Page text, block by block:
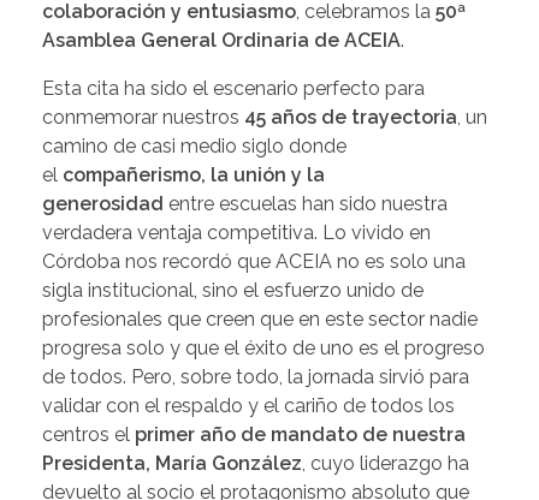
colaboración y entusiasmo , celebramos la 50ª
Asamblea General Ordinaria de ACEIA.
Esta cita ha sido el escenario perfecto para
conmemorar nuestros 45 años de trayectoria , un
camino de casi medio siglo donde
el compañerismo, la unión y la
generosidad entre escuelas han sido nuestra
verdadera ventaja competitiva. Lo vivido en
Córdoba nos recordó que ACEIA no es solo una
sigla institucional, sino el esfuerzo unido de
profesionales que creen que en este sector nadie
progresa solo y que el éxito de uno es el progreso
de todos. Pero, sobre todo, la jornada sirvió para
validar con el respaldo y el cariño de todos los
centros el primer año de mandato de nuestra
Presidenta, María González , cuyo liderazgo ha
devuelto al socio el protagonismo absoluto que